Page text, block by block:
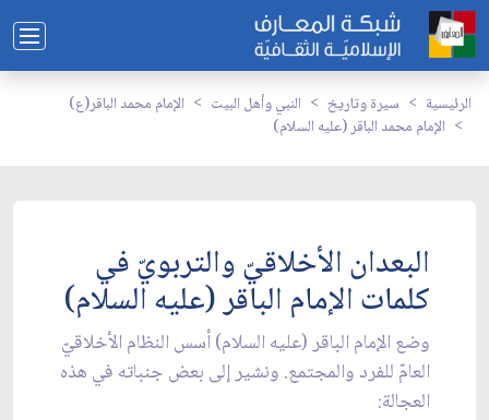
الرئيسية سيرة وتاريخ النبي وأهل البيت
الإمام محمد الباقر(ع)
الإمام محمد الباقر (عليه السلام)
البعدان الأخلاقيّ والتربويّ في
كلمات الإمام الباقر (عليه السلام)
وضع الإمام الباقر (عليه السلام) أسس النظام الأخلاقيّ
العامّ للفرد والمجتمع. ونشير إلى بعض جنباته في هذه
العجالة: